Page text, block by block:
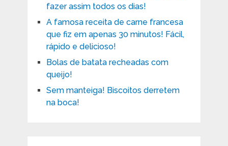
fazer assim todos os dias!
A famosa receita de carne francesa
que fiz em apenas 30 minutos! Fácil,
rápido e delicioso!
Bolas de batata recheadas com
queijo!
Sem manteiga! Biscoitos derretem
na boca!